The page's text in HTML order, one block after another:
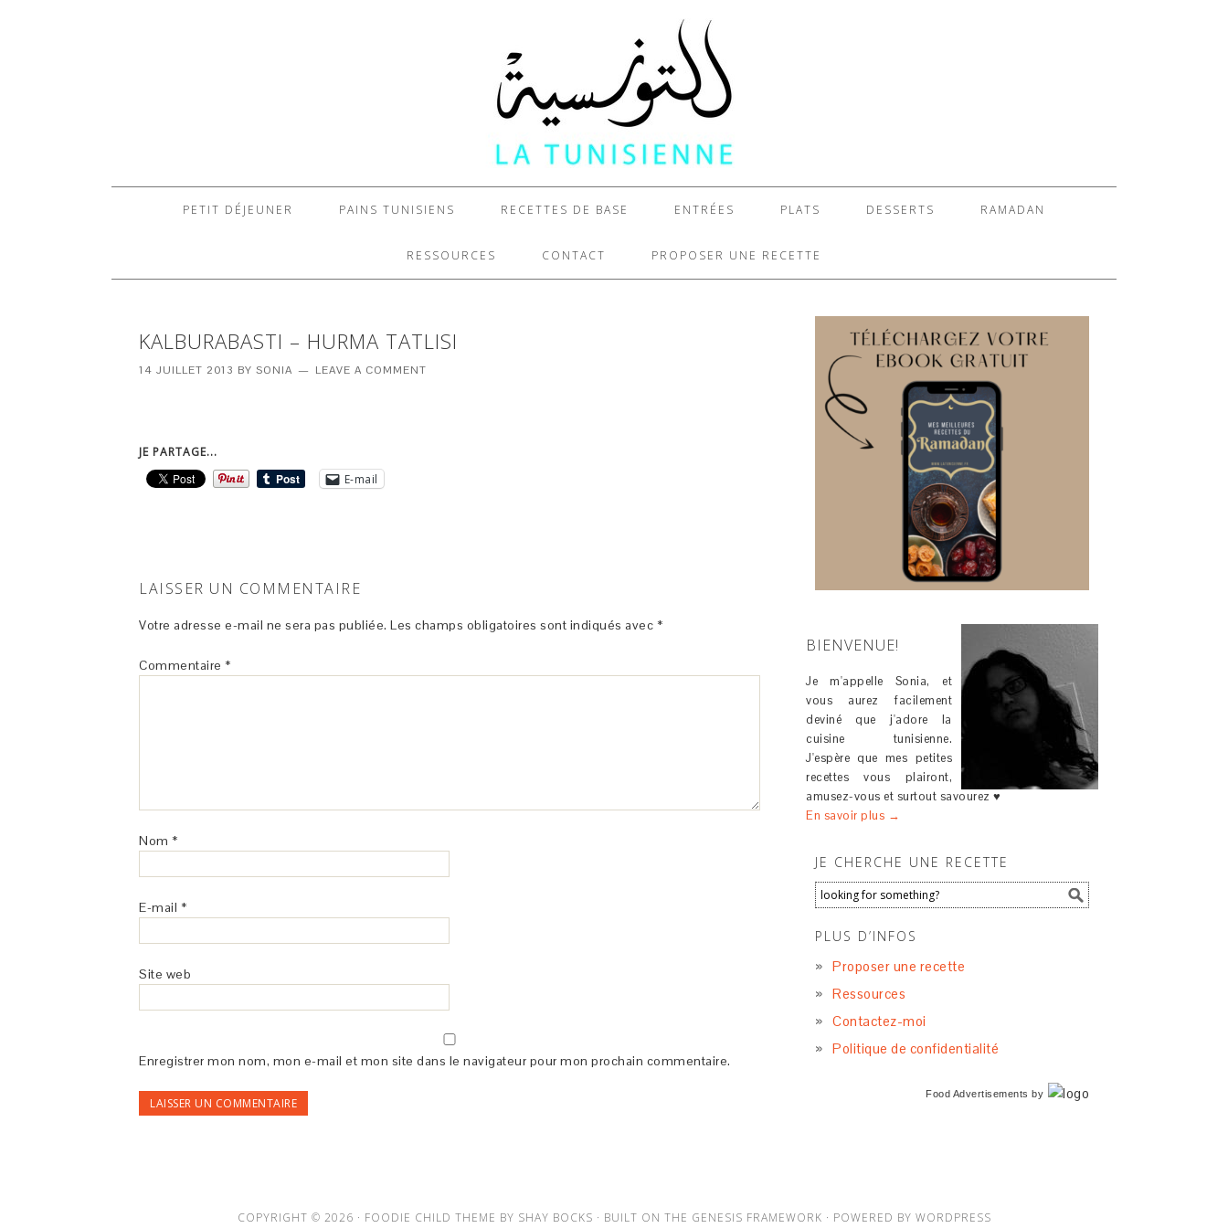
PETIT DÉJEUNER PAINS TUNISIENS RECETTES DE BASE ENTRÉES PLATS DESSERTS RAMADAN
RESSOURCES CONTACT PROPOSER UNE RECETTE
KALBURABASTI – HURMA TATLISI
14 JUILLET 2013 BY SONIA LEAVE A COMMENT
JE PARTAGE...
E-mail
LAISSER UN COMMENTAIRE
Votre adresse e-mail ne sera pas publiée. Les champs obligatoires sont indiqués avec *
Commentaire *
Nom *
E-mail *
Site web
Enregistrer mon nom, mon e-mail et mon site dans le navigateur pour mon prochain commentaire.
BIENVENUE!
Je m'appelle Sonia, et
vous aurez facilement
deviné que j'adore la
cuisine tunisienne.
J'espère que mes petites
recettes vous plairont,
amusez-vous et surtout savourez ♥
En savoir plus →
JE CHERCHE UNE RECETTE
PLUS D’INFOS
Proposer une recette
Ressources
Contactez-moi
Politique de confidentialité
Food Advertisements by
COPYRIGHT © 2026 · FOODIE CHILD THEME BY SHAY BOCKS · BUILT ON THE GENESIS FRAMEWORK · POWERED BY WORDPRESS